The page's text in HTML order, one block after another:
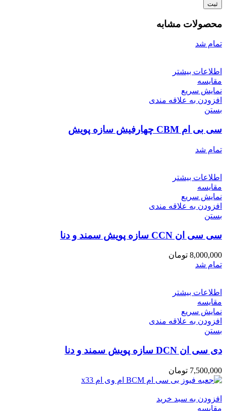
محصولات مشابه
تمام شد
اطلاعات بیشتر
مقایسه
نمایش سریع
افزودن به علاقه مندی
بستن
سی بی ام CBM چهارفیش سازه پویش
تمام شد
اطلاعات بیشتر
مقایسه
نمایش سریع
افزودن به علاقه مندی
بستن
سی سی ان CCN سازه پویش سمند و دنا
8,000,000 تومان
تمام شد
اطلاعات بیشتر
مقایسه
نمایش سریع
افزودن به علاقه مندی
بستن
دی سی ان DCN سازه پویش سمند و دنا
7,500,000 تومان
افزودن به سبد خرید
مقایسه